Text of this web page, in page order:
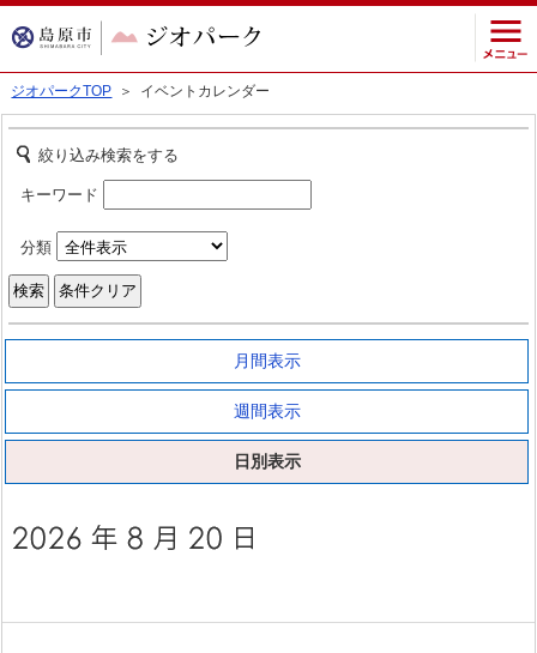
ジオパークTOP ＞ イベントカレンダー
絞り込み検索をする
キーワード
分類
月間表示
週間表示
日別表示